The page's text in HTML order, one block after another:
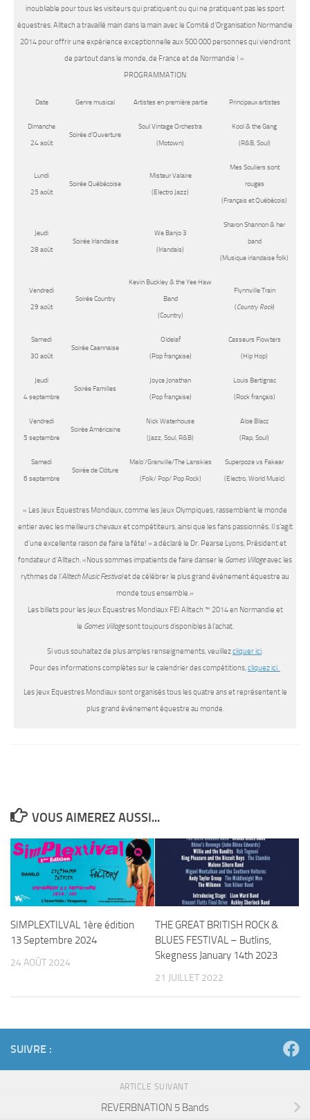
inoubliable pour tous les visiteurs qui pratiquent ou qui ne pratiquent pas les sport
équestres. Alltech a travaillé main dans la main avec le Comité d’Organisation Normandie
2014 pour offrir une expérience exceptionnelle aux 500 000 personnes qui viendront
de partout dans le monde, de France et de Normandie ! «
PROGRAMMATION
Date Genre musical Artistes en première partie Principaux artistes
Dimanche
24 août
Soirée d’Ouverture
Soul Vintage Orchestra
(Motown)
Kool & the Gang
(R&B, Soul)
Lundi
25 août
Soirée Québécoise
Misteur Valaire
(Electro Jazz)
Mes Souliers sont
rouges
(Français et Québécois)
Jeudi
28 août
Soirée Irlandaise
We Banjo 3
(Irlandais)
Sharon Shannon & her
band
(Musique irlandaise folk)
Vendredi
29 août
Soirée Country
Kevin Buckley & the Yee Haw
Band
(Country)
Flynnville Train
(Country Rock)
Samedi
30 août
Soirée Caennaise
Oldelaf
(Pop française)
Casseurs Flowters
(Hip Hop)
Jeudi
4 septembre
Soirée Familles
Joyce Jonathan
(Pop française)
Louis Bertignac
(Rock français)
Vendredi
5 septembre
Soirée Américaine
Nick Waterhouse
(Jazz, Soul, R&B)
Aloe Blacc
(Rap, Soul)
Samedi
6 septembre
Soirée de Clôture
Malo’/Granville/The Lanskies
(Folk/ Pop/ Pop Rock)
Superpoze vs Fakear
(Electro, World Music)
« Les Jeux Equestres Mondiaux, comme les Jeux Olympiques, rassemblent le monde
entier avec les meilleurs chevaux et compétiteurs, ainsi que les fans passionnés. Il s’agit
d’une excellente raison de faire la fête! » a déclaré le Dr. Pearse Lyons, Président et
fondateur d’Alltech. «Nous sommes impatients de faire danser le Games Villageavec les
rythmes de l’Alltech Music Festivalet de célébrer le plus grand événement équestre au
monde tous ensemble.»
Les billets pour les Jeux Equestres Mondiaux FEI Alltech ™ 2014 en Normandie et
le Games Villagesont toujours disponibles à l’achat.
Si vous souhaitez de plus amples renseignements, veuillezcliquer ici.
Pour des informations complètes sur le calendrier des compétitions,cliquez ici.
Les Jeux Equestres Mondiaux sont organisés tous les quatre ans et représentent le
plus grand événement équestre au monde.
VOUS AIMEREZ AUSSI...
SIMPLEXTILVAL 1ère édition
13 Septembre 2024
24 AOÛT 2024
THE GREAT BRITISH ROCK &
BLUES FESTIVAL – Butlins,
Skegness January 14th 2023
21 JUILLET 2022
SUIVRE :
ARTICLE SUIVANT
REVERBNATION 5 Bands